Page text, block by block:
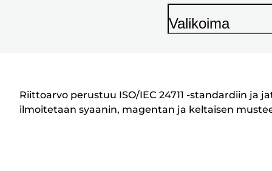
T
o
s
Valikoima
Riittoarvo perustuu ISO/IEC 24711 -standardiin
ilmoitetaan syaanin, magentan ja keltaisen